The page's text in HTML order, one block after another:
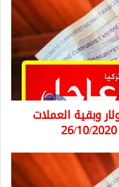
وبقية العملات